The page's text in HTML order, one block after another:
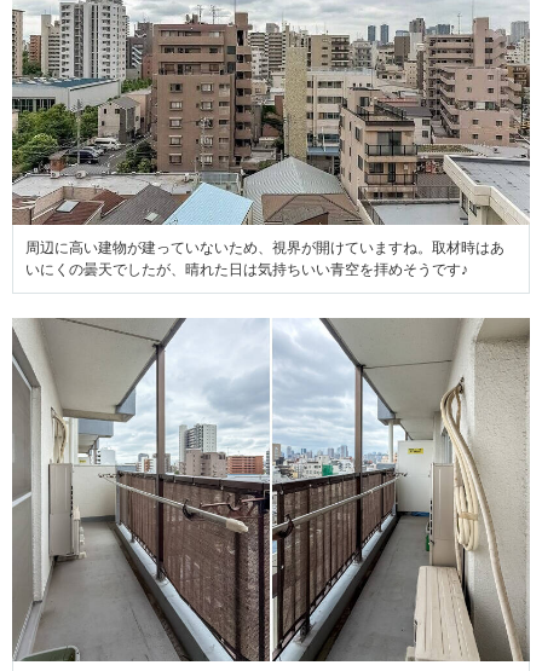
周辺に高い建物が建っていないため、視界が開けていますね。取材時はあ
いにくの曇天でしたが、晴れた日は気持ちいい青空を拝めそうです♪